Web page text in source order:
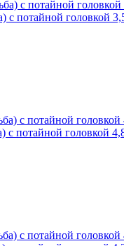
с потайной головкой
с потайной головкой